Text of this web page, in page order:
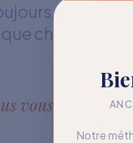
Notre
ce n'est
chose que
vous aidons à